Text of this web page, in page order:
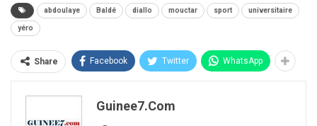
abdoulaye Baldé diallo mouctar sport universitaire
yéro
Share Facebook Twitter WhatsApp
Guinee7.com